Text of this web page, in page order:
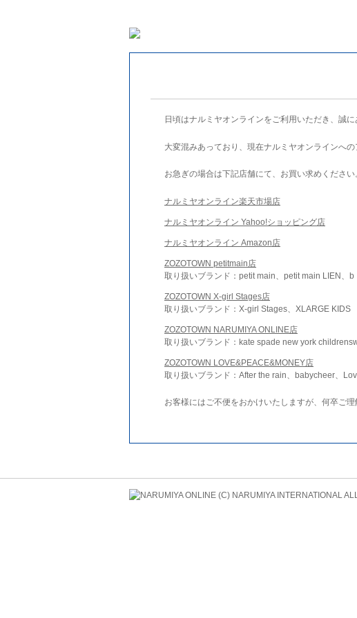
日頃はナルミヤオンラインをご利用いただき、誠に
大変混みあっており、現在ナルミヤオンラインへ
お急ぎの場合は下記店舗にて、お買い求めください
ナルミヤオンライン楽天市場店
ナルミヤオンライン Yahoo!ショッピング店
ナルミヤオンライン Amazon店
ZOZOTOWN petitmain店
取り扱いブランド：petit main、petit main LIEN、b
ZOZOTOWN X-girl Stages店
取り扱いブランド：X-girl Stages、XLARGE KIDS
ZOZOTOWN NARUMIYA ONLINE店
取り扱いブランド：kate spade new york
ZOZOTOWN LOVE&PEACE&MONEY店
取り扱いブランド：After the rain、babycheer、
お客様にはご不便をおかけいたしますが、何卒ご